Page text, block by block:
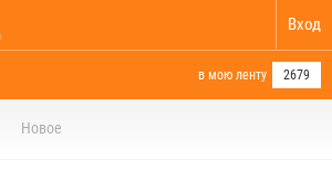
Вход
в мою ленту 2679
Новое